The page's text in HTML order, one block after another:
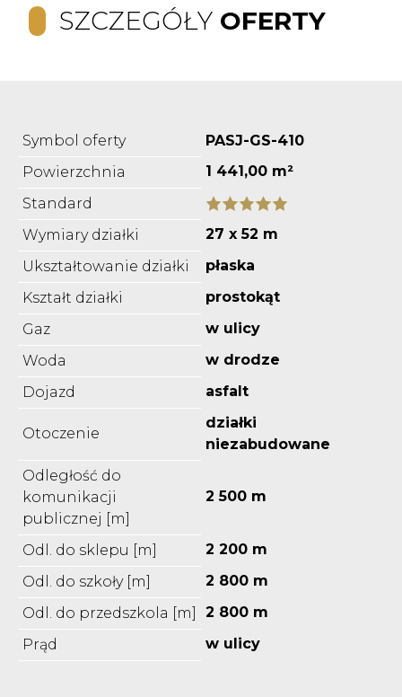
SZCZEGÓŁY OFERTY
Symbol oferty
PASJ-GS-410
Powierzchnia
1 441,00 m²
Standard
Wymiary działki
27 x 52 m
Ukształtowanie działki
płaska
Kształt działki
prostokąt
Gaz
w ulicy
Woda
w drodze
Dojazd
asfalt
Otoczenie
działki
niezabudowane
Odległość do
komunikacji
publicznej [m]
2 500 m
Odl. do sklepu [m]
2 200 m
Odl. do szkoły [m]
2 800 m
Odl. do przedszkola [m]
2 800 m
Prąd
w ulicy